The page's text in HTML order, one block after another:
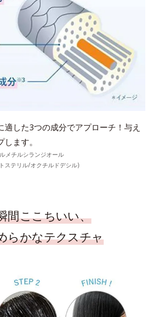
した3つの成分でアプローチ！与え
ます。
メチルシランジオール
ステリル/オクチルドデシル)
間ここちいい、
らかなテクスチャ